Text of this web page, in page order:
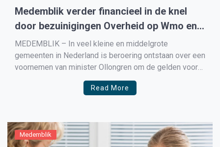
Medemblik verder financieel in de knel
door bezuinigingen Overheid op Wmo en
Jeugdzorg
MEDEMBLIK – In veel kleine en middelgrote
gemeenten in Nederland is beroering ontstaan over een
voornemen van minister Ollongren om de gelden voor
de jeugdzorg en WMO anders te verdelen. Hierdoor
zouden zij fors minder geld krijgen voor de jeugdzorg
Read More
Medemblik